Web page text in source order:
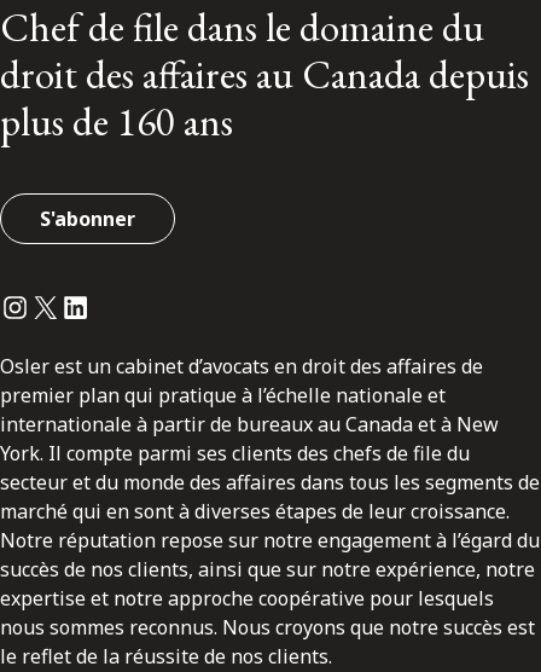
Chef de file dans le domaine du
droit des affaires au Canada depuis
plus de 160 ans
S'abonner
Instagram
Twitter
LinkedIn
Osler est un cabinet d’avocats en droit des affaires de
premier plan qui pratique à l’échelle nationale et
internationale à partir de bureaux au Canada et à New
York. Il compte parmi ses clients des chefs de file du
secteur et du monde des affaires dans tous les segments de
marché qui en sont à diverses étapes de leur croissance.
Notre réputation repose sur notre engagement à l’égard du
succès de nos clients, ainsi que sur notre expérience, notre
expertise et notre approche coopérative pour lesquels
nous sommes reconnus. Nous croyons que notre succès est
le reflet de la réussite de nos clients.